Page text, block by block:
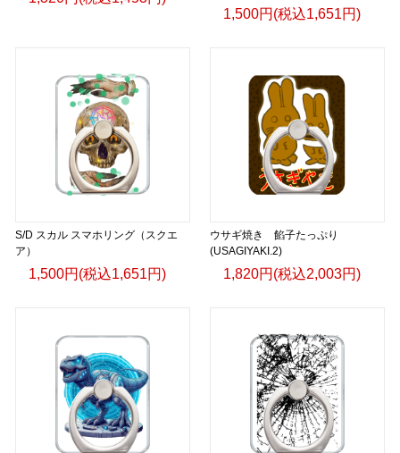
1,500円(税込1,651円)
S/D スカル スマホリング（スクエ
ア）
1,500円(税込1,651円)
ウサギ焼き 餡子たっぷり
(USAGIYAKI.2)
1,820円(税込2,003円)